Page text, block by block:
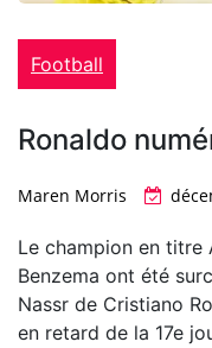
Football
Ronaldo
Maren Morris
Le champion en titre
Benzema ont été
Nassr de Cristiano
en retard de la 17e